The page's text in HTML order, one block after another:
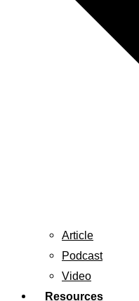
Article
Podcast
Video
Resources